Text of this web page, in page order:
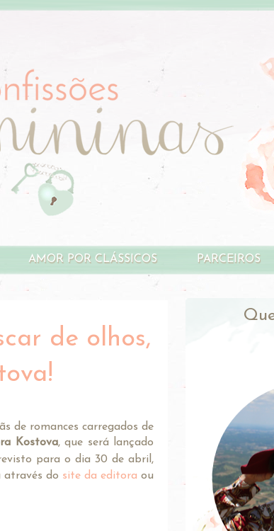
AMOR POR CLÁSSICOS PARCEIROS
de olhos,
de romances carregados de
Kostova, que será lançado
para o dia 30 de abril,
através do site da editora ou